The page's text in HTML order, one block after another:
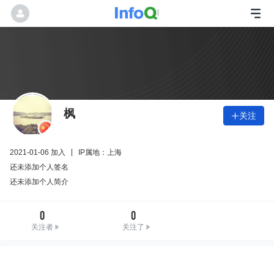
枫 关注
2021-01-06 加入
IP属地：上海
还未添加个人签名
还未添加个人简介
0
关注者
0
关注了